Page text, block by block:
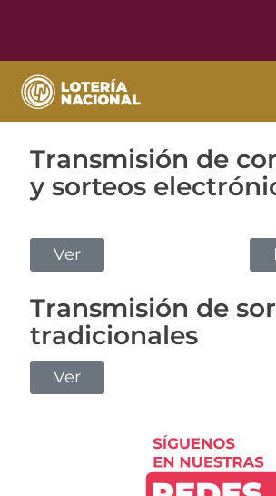
EnVivo
Transmisión de
y sorteos
Ver
Transmisión de
tradicionales
Ver